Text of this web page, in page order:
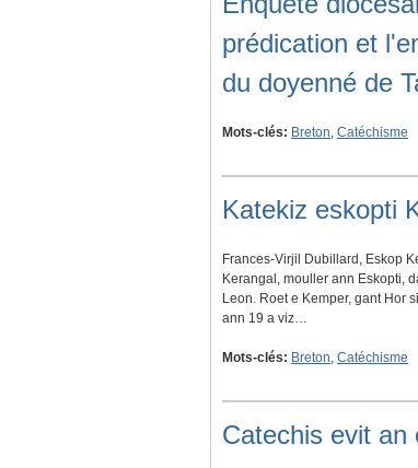
prédication et
du doyenné de
Mots-clés: Breton, Catéchisme
Katekiz eskopti
Frances-Virjil Dubillard, Eskop
Kerangal, mouller ann Eskopti,
Leon. Roet e Kemper, gant Hor
ann 19 a viz…
Mots-clés: Breton, Catéchisme
Catechis evit an